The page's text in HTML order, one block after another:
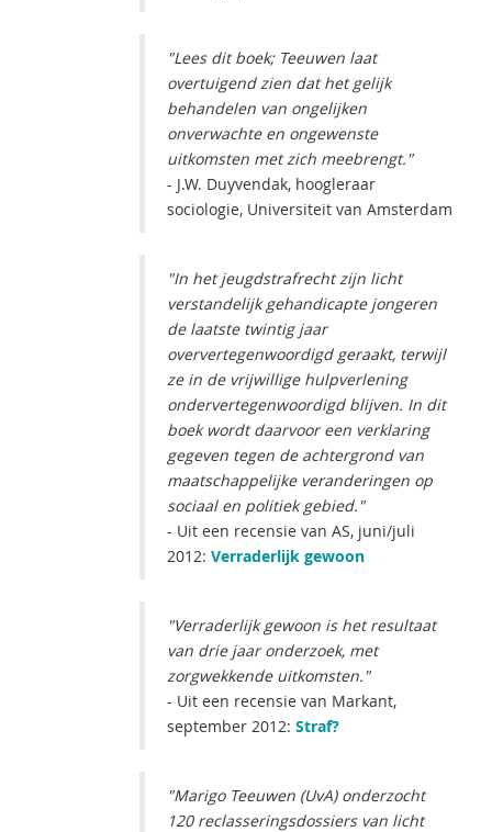
"Lees dit boek; Teeuwen laat
overtuigend zien dat het gelijk
behandelen van ongelijken
onverwachte en ongewenste
uitkomsten met zich meebrengt."
- J.W. Duyvendak, hoogleraar
sociologie, Universiteit van Amsterdam
"In het jeugdstrafrecht zijn licht
verstandelijk gehandicapte jongeren
de laatste twintig jaar
oververtegenwoordigd geraakt, terwijl
ze in de vrijwillige hulpverlening
ondervertegenwoordigd blijven. In dit
boek wordt daarvoor een verklaring
gegeven tegen de achtergrond van
maatschappelijke veranderingen op
sociaal en politiek gebied."
- Uit een recensie van AS, juni/juli
2012: Verraderlijk gewoon
"Verraderlijk gewoon is het resultaat
van drie jaar onderzoek, met
zorgwekkende uitkomsten."
- Uit een recensie van Markant,
september 2012: Straf?
"Marigo Teeuwen (UvA) onderzocht
120 reclasseringsdossiers van licht